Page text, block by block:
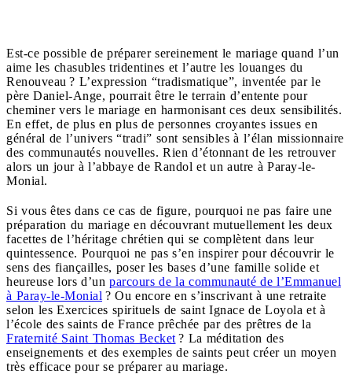
Est-ce possible de préparer sereinement le mariage quand l’un
aime les chasubles tridentines et l’autre les louanges du
Renouveau ? L’expression “tra­dis­ma­tique”, inventée par le
père Daniel-Ange, pourrait être le terrain d’entente pour
cheminer vers le mariage en harmonisant ces deux sensibilités.
En effet, de plus en plus de personnes croyantes issues en
général de l’univers “tradi” sont sensibles à l’élan missionnaire
des communautés nouvelles. Rien d’étonnant de les retrouver
alors un jour à l’abbaye de Randol et un autre à Paray-le-
Monial.
Si vous êtes dans ce cas de figure, pourquoi ne pas faire une
préparation du mariage en découvrant mutuellement les deux
facettes de l’héritage chrétien qui se complètent dans leur
quintessence. Pourquoi ne pas s’en inspirer pour découvrir le
sens des fiançailles, poser les bases d’une famille solide et
heureuse lors d’un parcours de la communauté de l’Emmanuel
à Paray-le-Monial ? Ou encore en s’inscrivant à une retraite
selon les Exercices spirituels de saint Ignace de Loyola et à
l’école des saints de France prêchée par des prêtres de la
Fraternité Saint Thomas Becket ? La méditation des
enseignements et des exemples de saints peut créer un moyen
très efficace pour se préparer au mariage.